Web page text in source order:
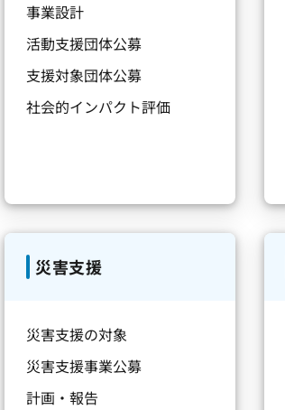
事業設計
活動支援団体公募
支援対象団体公募
社会的インパクト評価
災害支援
災害支援の対象
災害支援事業公募
計画・報告